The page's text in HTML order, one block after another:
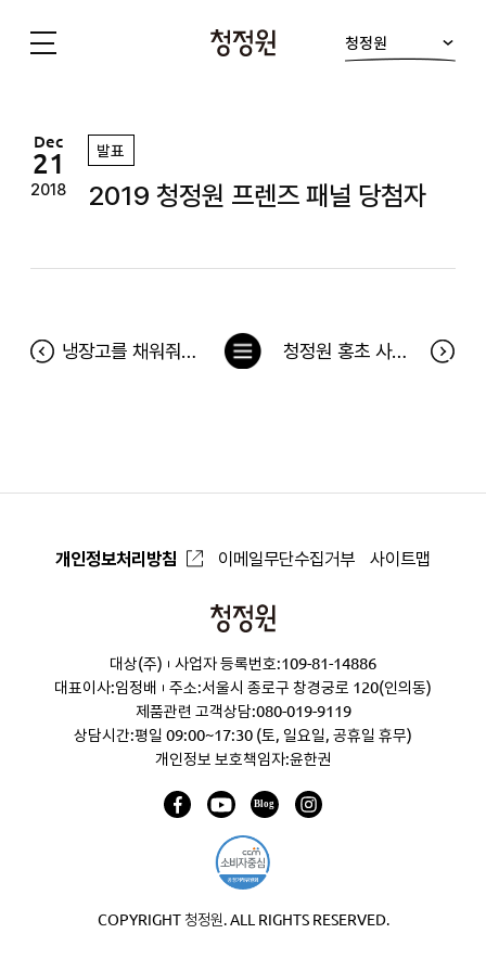
청정원
Dec
21
2018
발표
2019 청정원 프렌즈 패널 당첨자
냉장고를 채워줘 100차 당첨자(12월 10일~12월 16일) 청정원 홍초 사이트 서비스 종료 안내
목
개인정보처리방침 이메일무단수집거부 사이트맵
청
원
대상(주)
사업자 등록번호:109-81-14886
대표이사:임정배
주소:서울시 종로구 창경궁로 120(인의동)
제품관련 고객상담:080-019-9119
상담시간:평일 09:00~17:30 (토, 일요일, 공휴일 휴무)
개인정보 보호책임자:윤한권
COPYRIGHT 청정원. ALL RIGHTS RESERVED.